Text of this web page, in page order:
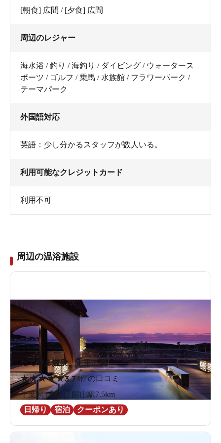
[朝食] 広間 / [夕食] 広間
周辺のレジャー
海水浴 / 釣り / 海釣り / ダイビング / ウォータース
ポーツ / ゴルフ / 乗馬 / 水族館 / フラワーパーク /
テーマパーク
外国語対応
英語：少し分かるスタッフが数人いる。
利用可能なクレジットカード
利用不可
周辺の温浴施設
たてやま温泉 千里の風
★★★★★3.73件の口コミ
千葉県 / 館山 / 館山駅7.5km
日帰り
宿泊 クーポンあり